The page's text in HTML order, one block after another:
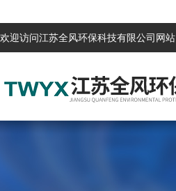
欢迎访问江苏全风环保科技有限公司网站